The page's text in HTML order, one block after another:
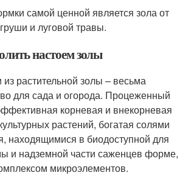
самой ценной является зола от
и луговой травы.
настоем золы
растительной золы – весьма
для сада и огорода. Процеженный
корневая и внекорневая
растений, богатая солями
находящимися в биодоступной для
и надземной части саженцев форме,
микроэлементов.